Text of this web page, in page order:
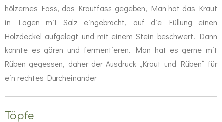
hölzernes Fass, das Krautfass gegeben, Man hat das Kraut
in Lagen mit Salz eingebracht, auf die Füllung einen
Holzdeckel aufgelegt und mit einem Stein beschwert. Dann
konnte es gären und fermentieren. Man hat es gerne mit
Rüben gegessen, daher der Ausdruck „Kraut und Rüben“ für
ein rechtes Durcheinander
Töpfe